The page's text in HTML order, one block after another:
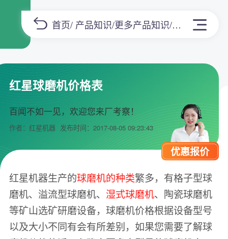
首页/ 产品知识/更多产品知识/正文
红星球磨机价格表
百闻不如一见，欢迎您来厂考察！
作者：红星机器 发布时间：2017-08-05 09:23:43
优惠报价
红星机器生产的球磨机的种类繁多，有格子型球
磨机、溢流型球磨机、 湿式球磨机、陶瓷球磨机
等矿山选矿研磨设备，球磨机价格根据设备型号
以及大小不同有会有所差别，如果您需要了解球